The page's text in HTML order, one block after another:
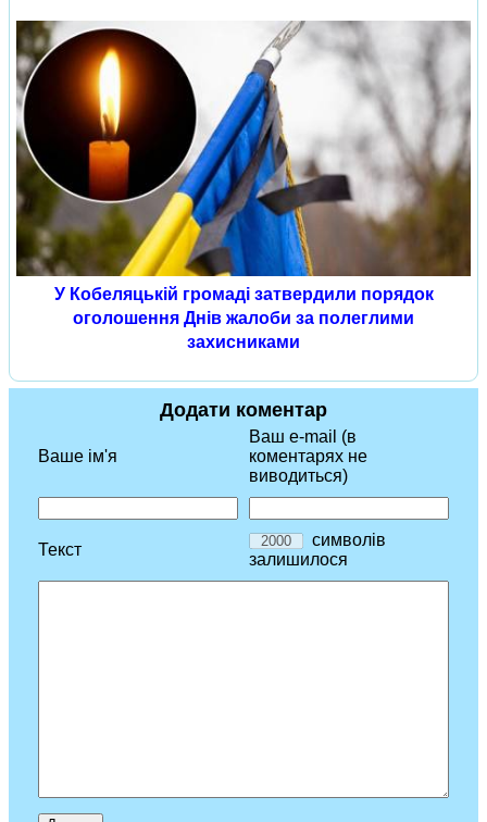
У Кобеляцькій громаді затвердили порядок
оголошення Днів жалоби за полеглими
захисниками
Додати коментар
Ваше ім'я
Ваш e-mail (в
коментарях не
виводиться)
Текст
символів
залишилося